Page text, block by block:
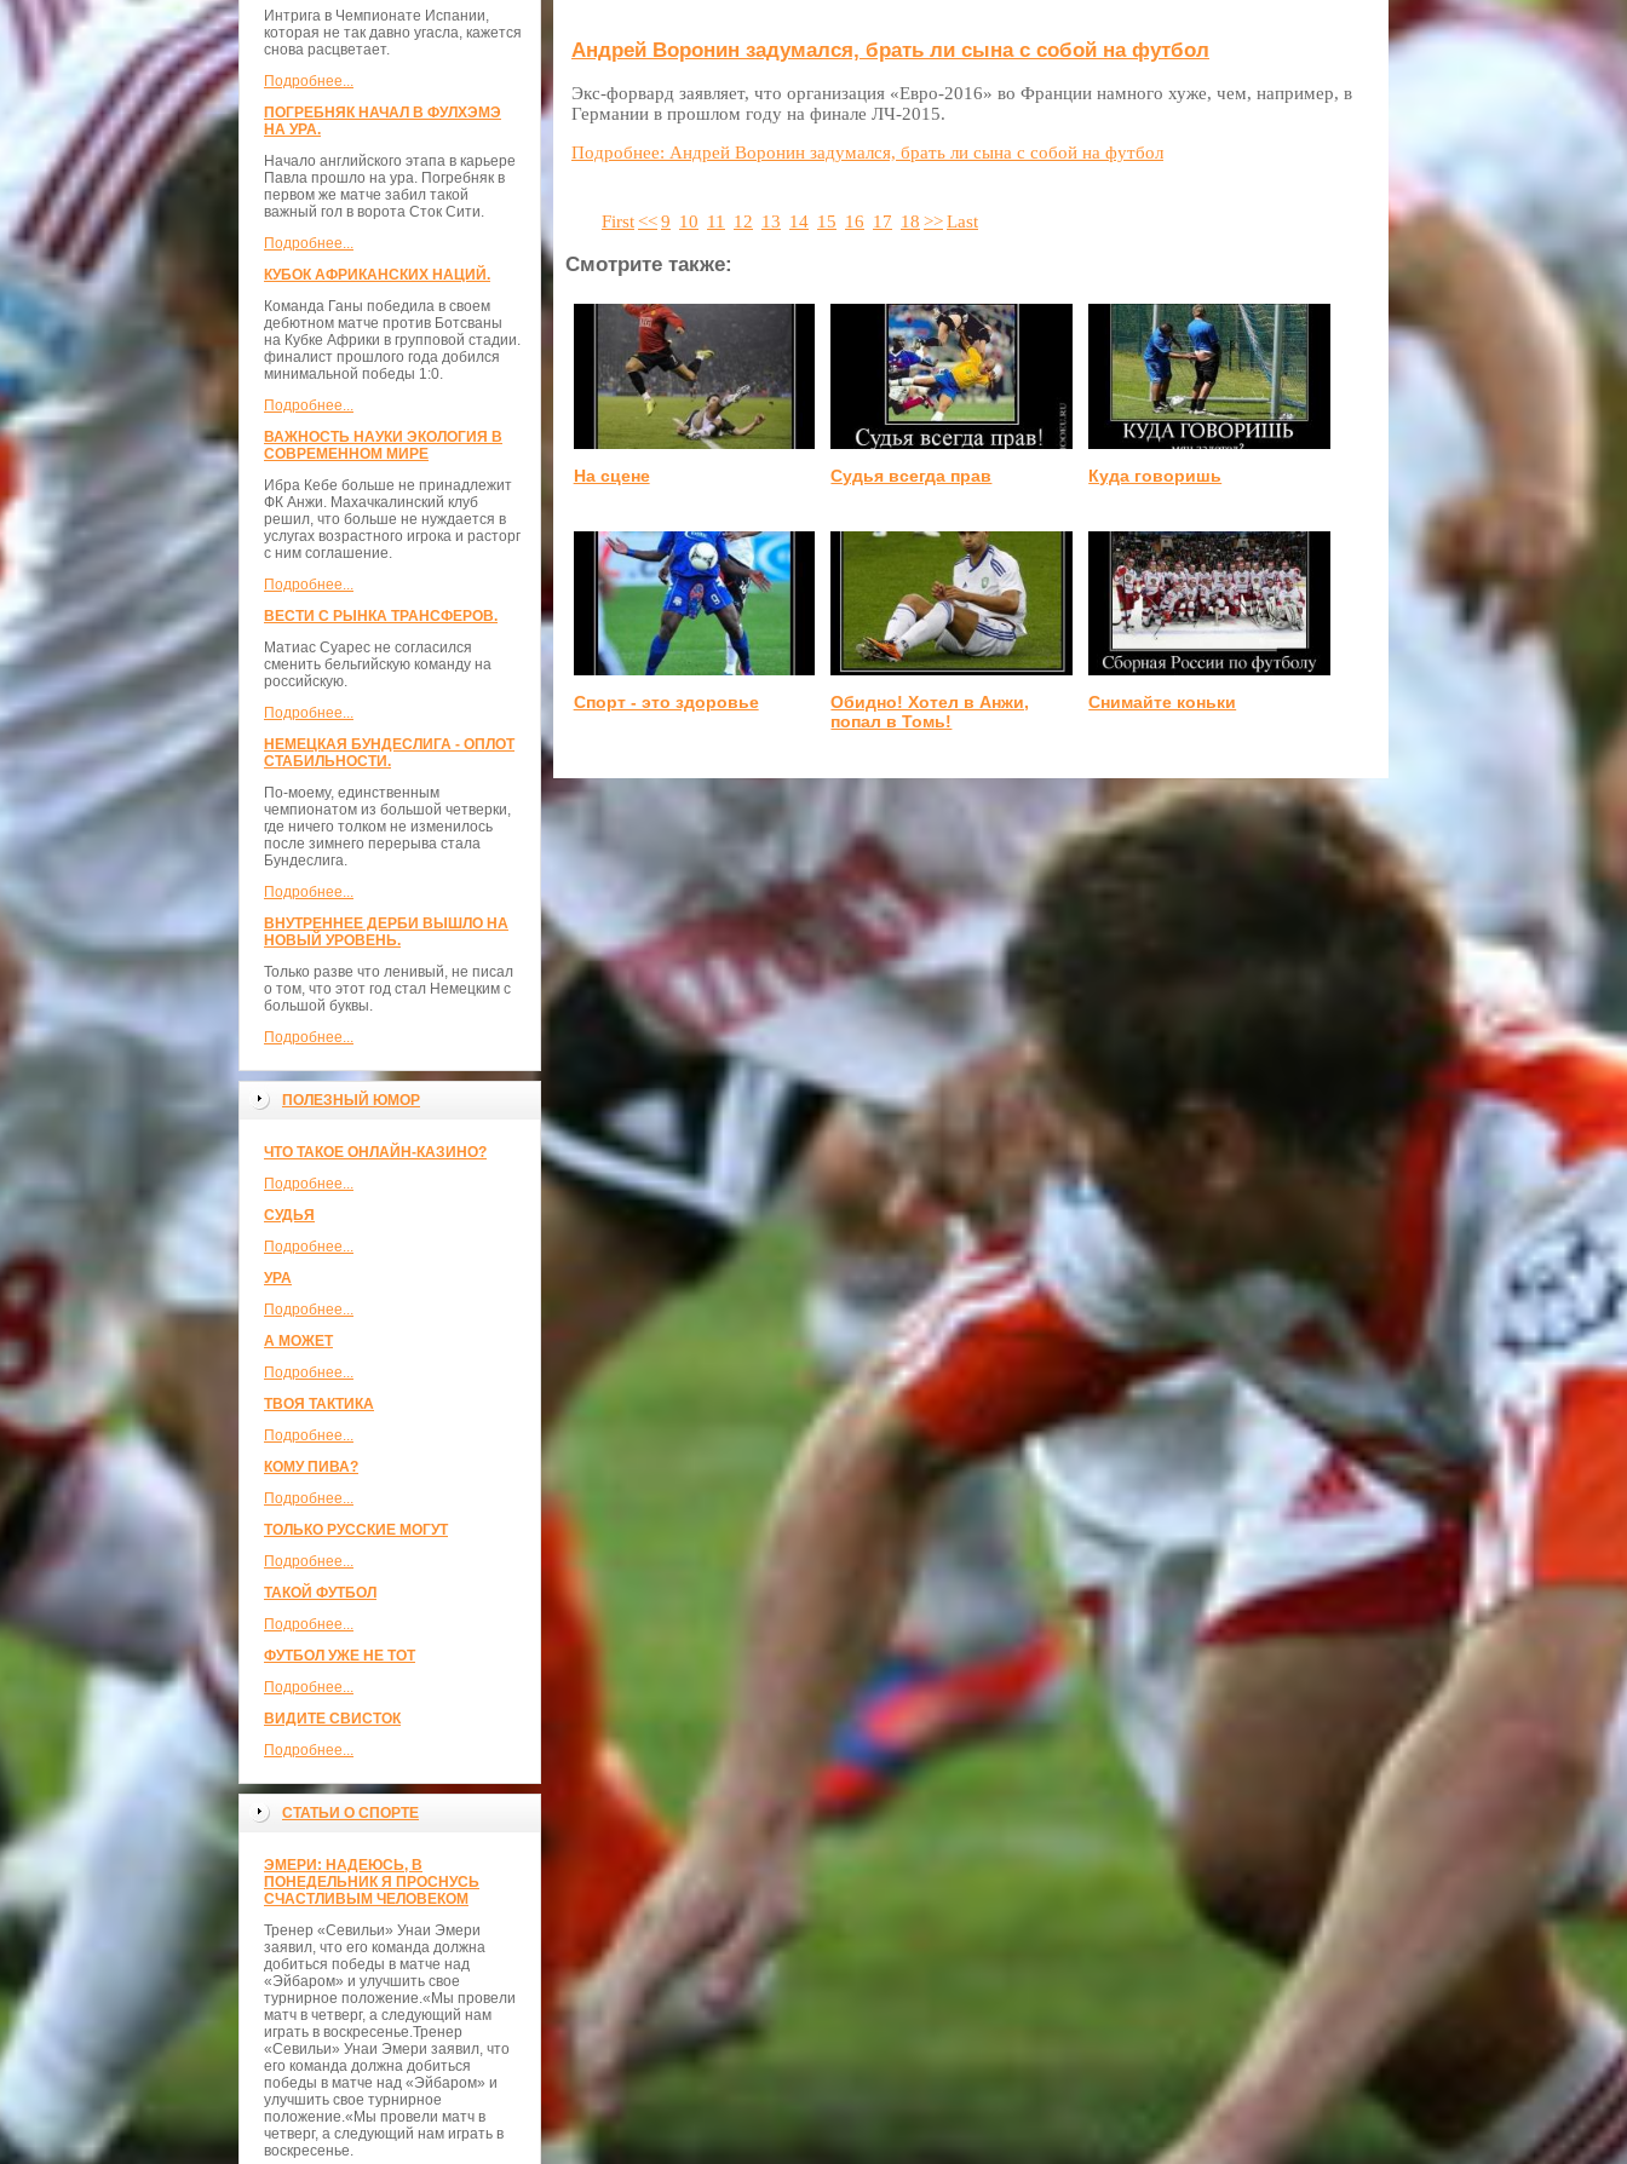
Интрига в Чемпионате Испании,
которая не так давно угасла, кажется
снова расцветает.
Подробнее...
ПОГРЕБНЯК НАЧАЛ В ФУЛХЭМЭ
НА УРА.
Начало английского этапа в карьере
Павла прошло на ура. Погребняк в
первом же матче забил такой
важный гол в ворота Сток Сити.
Подробнее...
КУБОК АФРИКАНСКИХ НАЦИЙ.
Команда Ганы победила в своем
дебютном матче против Ботсваны
на Кубке Африки в групповой стадии.
финалист прошлого года добился
минимальной победы 1:0.
Подробнее...
ВАЖНОСТЬ НАУКИ ЭКОЛОГИЯ В
СОВРЕМЕННОМ МИРЕ
Ибра Кебе больше не принадлежит
ФК Анжи. Махачкалинский клуб
решил, что больше не нуждается в
услугах возрастного игрока и расторг
с ним соглашение.
Подробнее...
ВЕСТИ С РЫНКА ТРАНСФЕРОВ.
Матиас Суарес не согласился
сменить бельгийскую команду на
российскую.
Подробнее...
НЕМЕЦКАЯ БУНДЕСЛИГА - ОПЛОТ
СТАБИЛЬНОСТИ.
По-моему, единственным
чемпионатом из большой четверки,
где ничего толком не изменилось
после зимнего перерыва стала
Бундеслига.
Подробнее...
ВНУТРЕННЕЕ ДЕРБИ ВЫШЛО НА
НОВЫЙ УРОВЕНЬ.
Только разве что ленивый, не писал
о том, что этот год стал Немецким с
большой буквы.
Подробнее...
ПОЛЕЗНЫЙ ЮМОР
ЧТО ТАКОЕ ОНЛАЙН-КАЗИНО?
Подробнее...
СУДЬЯ
Подробнее...
УРА
Подробнее...
А МОЖЕТ
Подробнее...
ТВОЯ ТАКТИКА
Подробнее...
КОМУ ПИВА?
Подробнее...
ТОЛЬКО РУССКИЕ МОГУТ
Подробнее...
ТАКОЙ ФУТБОЛ
Подробнее...
ФУТБОЛ УЖЕ НЕ ТОТ
Подробнее...
ВИДИТЕ СВИСТОК
Подробнее...
СТАТЬИ О СПОРТЕ
ЭМЕРИ: НАДЕЮСЬ, В
ПОНЕДЕЛЬНИК Я ПРОСНУСЬ
СЧАСТЛИВЫМ ЧЕЛОВЕКОМ
Тренер «Севильи» Унаи Эмери
заявил, что его команда должна
добиться победы в матче над
«Эйбаром» и улучшить свое
турнирное положение.«Мы провели
матч в четверг, а следующий нам
играть в воскресенье.Тренер
«Севильи» Унаи Эмери заявил, что
его команда должна добиться
победы в матче над «Эйбаром» и
улучшить свое турнирное
положение.«Мы провели матч в
четверг, а следующий нам играть в
воскресенье.
Андрей Воронин задумался, брать ли сына с собой на футбол
Экс-форвард заявляет, что организация «Евро-2016» во Франции намного хуже, чем, например, в
Германии в прошлом году на финале ЛЧ-2015.
Подробнее: Андрей Воронин задумался, брать ли сына с собой на футбол
First<<9 10 11 12 13 14 15 16 17 18 >>Last
Смотрите также:
На сцене Судья всегда прав Куда говоришь
Спорт - это здоровье
Обидно! Хотел в Анжи,
попал в Томь!
Снимайте коньки